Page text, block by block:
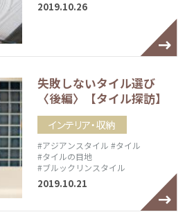
2019.10.26
失敗しないタイル選び
〈後編〉【タイル探訪】
インテリア・収納
#アジアンスタイル #タイル
#タイルの目地
#ブルックリンスタイル
2019.10.21